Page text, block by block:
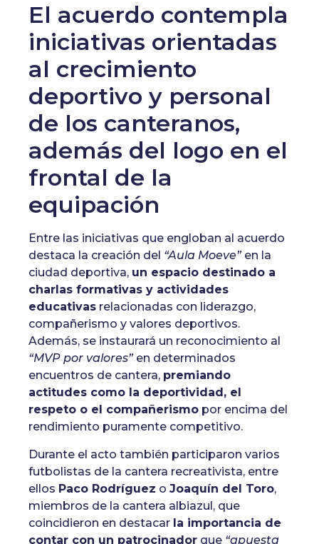
El acuerdo contempla
iniciativas orientadas
al crecimiento
deportivo y personal
de los canteranos,
además del logo en el
frontal de la
equipación
Entre las iniciativas que engloban al acuerdo
destaca la creación del “Aula Moeve”en la
ciudad deportiva, un espacio destinado a
charlas formativas y actividades
educativas relacionadas con liderazgo,
compañerismo y valores deportivos.
Además, se instaurará un reconocimiento al
“MVP por valores”en determinados
encuentros de cantera, premiando
actitudes como la deportividad, el
respeto o el compañerismo por encima del
rendimiento puramente competitivo.
Durante el acto también participaron varios
futbolistas de la cantera recreativista, entre
ellos Paco Rodríguez o Joaquín del Toro,
miembros de la cantera albiazul, que
coincidieron en destacar la importancia de
contar con un patrocinador que “apuesta